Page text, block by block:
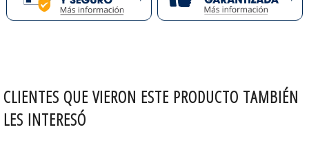
CLIENTES QUE VIERON ESTE PRODUCTO TAMBIÉN
LES INTERESÓ